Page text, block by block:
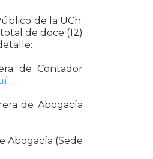
de la UCh.
de doce (12)
de Contador
de Abogacía
Abogacía (Sede